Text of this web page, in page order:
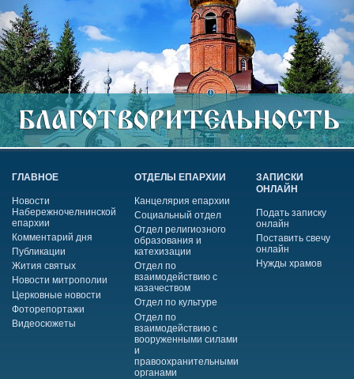
ГЛАВНОЕ
Новости
Набережночелнинской
епархии
Комментарий дня
Публикации
Жития святых
Новости митрополии
Церковные новости
Фоторепортажи
Видеосюжеты
ОТДЕЛЫ ЕПАРХИИ
Канцелярия епархии
Социальный отдел
Отдел религиозного
образования и
катехизации
Отдел по
взаимодействию с
казачеством
Отдел по культуре
Отдел по
взаимодействию с
вооруженными силами
и
правоохранительными
органами
ЗАПИСКИ
ОНЛАЙН
Подать записку
онлайн
Поставить свечу
онлайн
Нужды храмов